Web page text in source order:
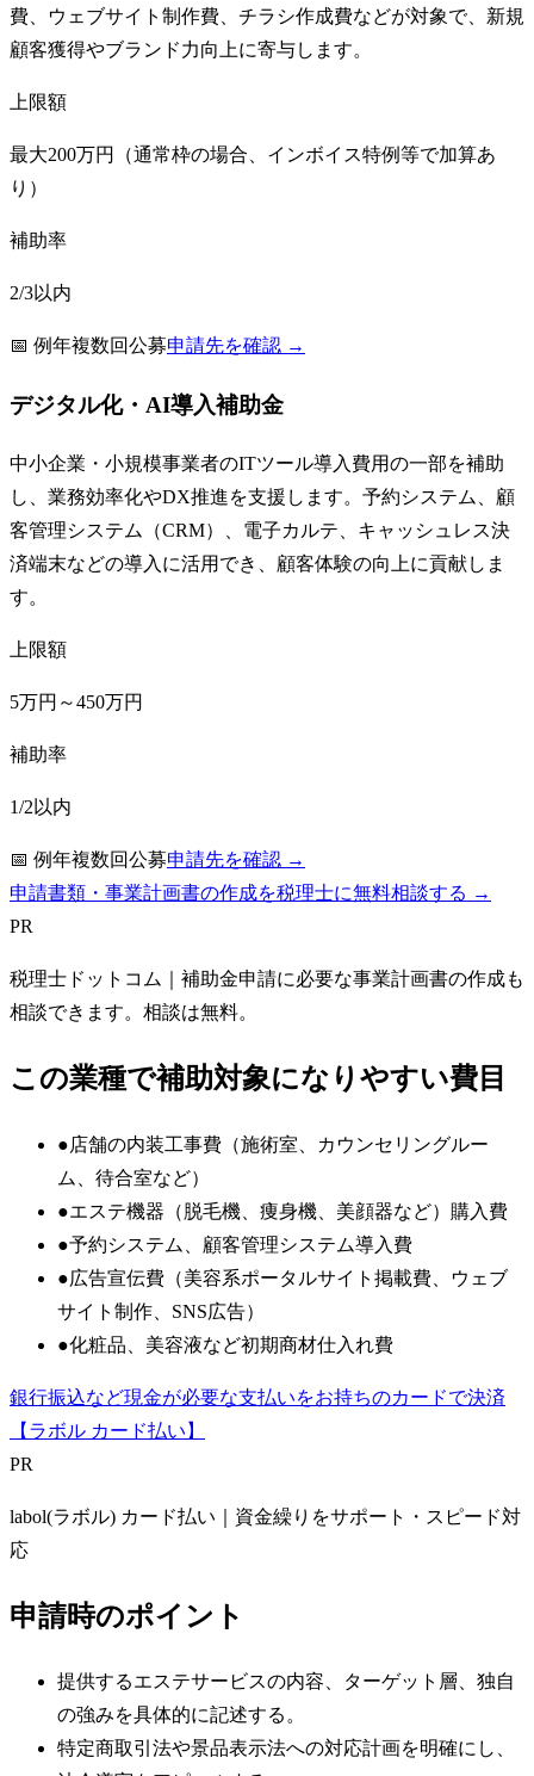
費、ウェブサイト制作費、チラシ作成費などが対象で、新規
顧客獲得やブランド力向上に寄与します。
上限額
最大200万円（通常枠の場合、インボイス特例等で加算あ
り）
補助率
2/3以内
📅 例年複数回公募申請先を確認 →
デジタル化・AI導入補助金
中小企業・小規模事業者のITツール導入費用の一部を補助
し、業務効率化やDX推進を支援します。予約システム、顧
客管理システム（CRM）、電子カルテ、キャッシュレス決
済端末などの導入に活用でき、顧客体験の向上に貢献しま
す。
上限額
5万円～450万円
補助率
1/2以内
📅 例年複数回公募申請先を確認 →
申請書類・事業計画書の作成を税理士に無料相談する →
PR
税理士ドットコム
｜補助金申請に必要な事業計画書の作成も
相談できます。相談は無料。
この業種で補助対象になりやすい費目
●店舗の内装工事費（施術室、カウンセリングルー
ム、待合室など）
●エステ機器（脱毛機、痩身機、美顔器など）購入費
●予約システム、顧客管理システム導入費
●広告宣伝費（美容系ポータルサイト掲載費、ウェブ
サイト制作、SNS広告）
●化粧品、美容液など初期商材仕入れ費
銀行振込など現金が必要な支払いをお持ちのカードで決済
【ラボル カード払い】
PR
labol(ラボル) カード払い｜資金繰りをサポート・スピード対
応
申請時のポイント
提供するエステサービスの内容、ターゲット層、独自
の強みを具体的に記述する。
特定商取引法や景品表示法への対応計画を明確にし、